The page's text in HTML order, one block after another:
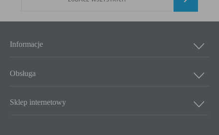
Informacje
Obsługa
Sklep internetowy